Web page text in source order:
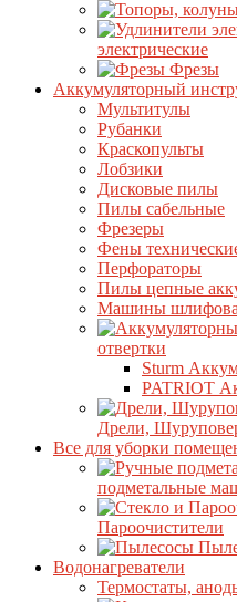
электрические
Фрезы
Аккумуляторный
Мультитулы
Рубанки
Краскопульты
Лобзики
Дисковые пилы
Пилы сабельные
Фрезеры
Фены
Перфораторы
Пилы цепные
Машины
отвертки
Sturm
PATRIOT
Дрели,
Все для уборки
подметальные
Пароочистители
Водонагреватели
Термостаты,